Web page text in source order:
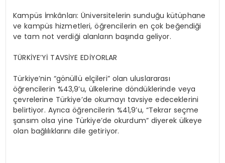
Kampüs İmkânları: Üniversitelerin sunduğu kütüphane
ve kampüs hizmetleri, öğrencilerin en çok beğendiği
ve tam not verdiği alanların başında geliyor.
TÜRKİYE’Yİ TAVSİYE EDİYORLAR
Türkiye’nin “gönüllü elçileri” olan uluslararası
öğrencilerin %43,9’u, ülkelerine döndüklerinde veya
çevrelerine Türkiye’de okumayı tavsiye edeceklerini
belirtiyor. Ayrıca öğrencilerin %41,9’u, “Tekrar seçme
şansım olsa yine Türkiye’de okurdum” diyerek ülkeye
olan bağlılıklarını dile getiriyor.